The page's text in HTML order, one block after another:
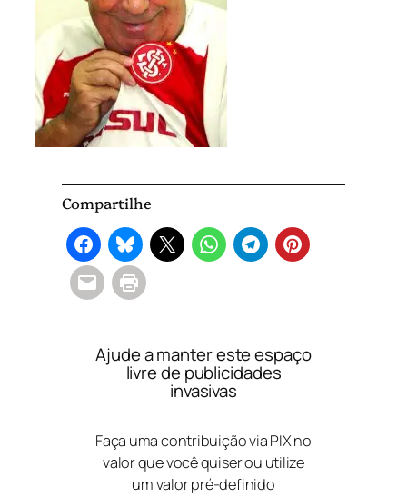
Compartilhe
Ajude a manter este espaço
livre de publicidades
invasivas
Faça uma contribuição via PIX no
valor que você quiser ou utilize
um valor pré-definido